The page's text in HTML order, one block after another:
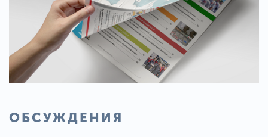
ОБСУЖДЕНИЯ